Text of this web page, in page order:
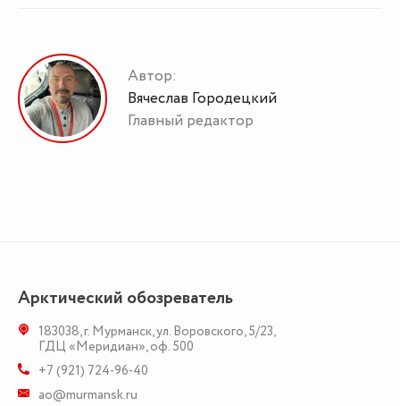
Автор:
Вячеслав Городецкий
Главный редактор
Арктический обозреватель
183038,г. Мурманск,ул. Воровского, 5/23,
ГДЦ «Меридиан», оф. 500
+7 (921) 724-96-40
ao@murmansk.ru